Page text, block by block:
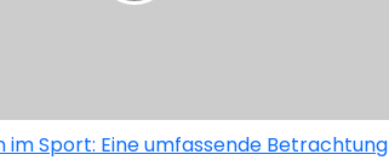
im Sport: Eine umfassende Betrachtung